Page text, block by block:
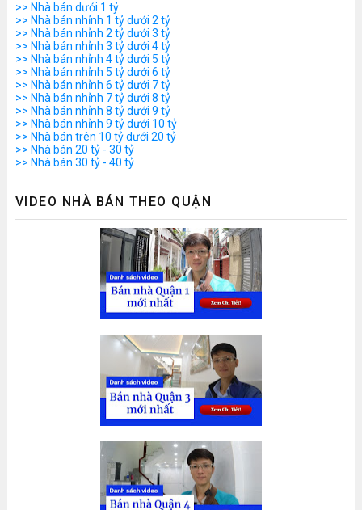
>> Nhà bán dưới 1 tỷ
>> Nhà bán nhỉnh 1 tỷ dưới 2 tỷ
>> Nhà bán nhỉnh 2 tỷ dưới 3 tỷ
>> Nhà bán nhỉnh 3 tỷ dưới 4 tỷ
>> Nhà bán nhỉnh 4 tỷ dưới 5 tỷ
>> Nhà bán nhỉnh 5 tỷ dưới 6 tỷ
>> Nhà bán nhỉnh 6 tỷ dưới 7 tỷ
>> Nhà bán nhỉnh 7 tỷ dưới 8 tỷ
>> Nhà bán nhỉnh 8 tỷ dưới 9 tỷ
>> Nhà bán nhỉnh 9 tỷ dưới 10 tỷ
>> Nhà bán trên 10 tỷ dưới 20 tỷ
>> Nhà bán 20 tỷ - 30 tỷ
>> Nhà bán 30 tỷ - 40 tỷ
VIDEO NHÀ BÁN THEO QUẬN